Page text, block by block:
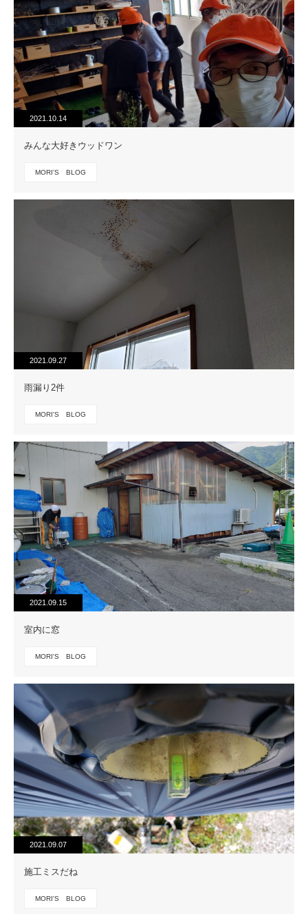
2021.10.14
みんな大好きウッドワン
MORI'S BLOG
2021.09.27
雨漏り2件
MORI'S BLOG
2021.09.15
室内に窓
MORI'S BLOG
2021.09.07
施工ミスだね
MORI'S BLOG